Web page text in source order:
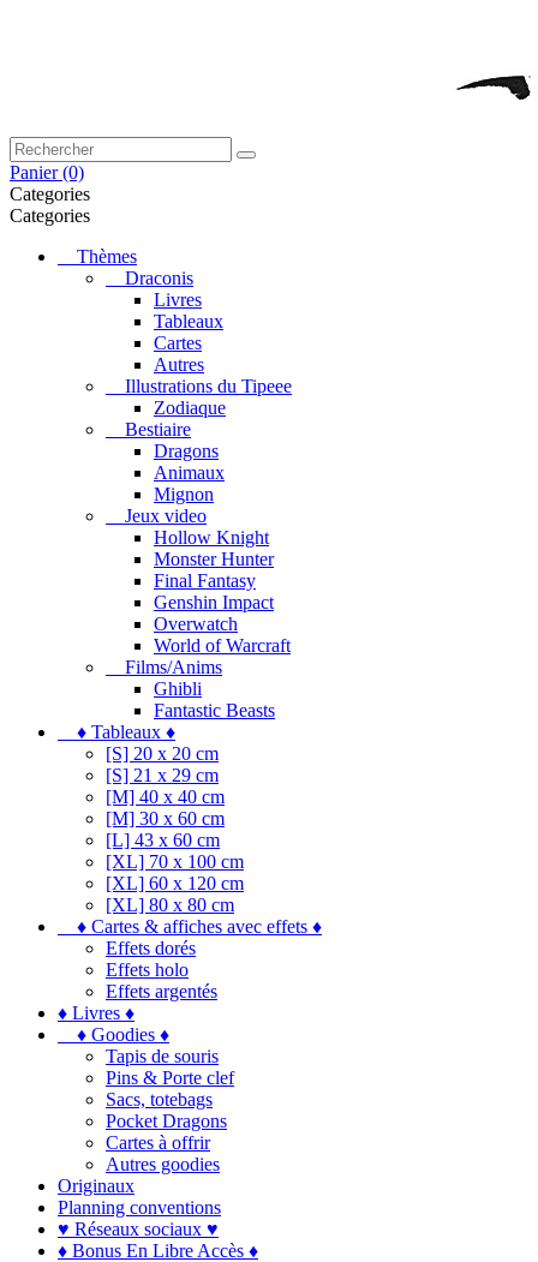
Panier (0)
Categories
Categories
Thèmes
Draconis
Livres
Tableaux
Cartes
Autres
Illustrations du Tipeee
Zodiaque
Bestiaire
Dragons
Animaux
Mignon
Jeux video
Hollow Knight
Monster Hunter
Final Fantasy
Genshin Impact
Overwatch
World of Warcraft
Films/Anims
Ghibli
Fantastic Beasts
♦ Tableaux ♦
[S] 20 x 20 cm
[S] 21 x 29 cm
[M] 40 x 40 cm
[M] 30 x 60 cm
[L] 43 x 60 cm
[XL] 70 x 100 cm
[XL] 60 x 120 cm
[XL] 80 x 80 cm
♦ Cartes & affiches avec effets ♦
Effets dorés
Effets holo
Effets argentés
♦ Livres ♦
♦ Goodies ♦
Tapis de souris
Pins & Porte clef
Sacs, totebags
Pocket Dragons
Cartes à offrir
Autres goodies
Originaux
Planning conventions
♥ Réseaux sociaux ♥
♦ Bonus En Libre Accès ♦